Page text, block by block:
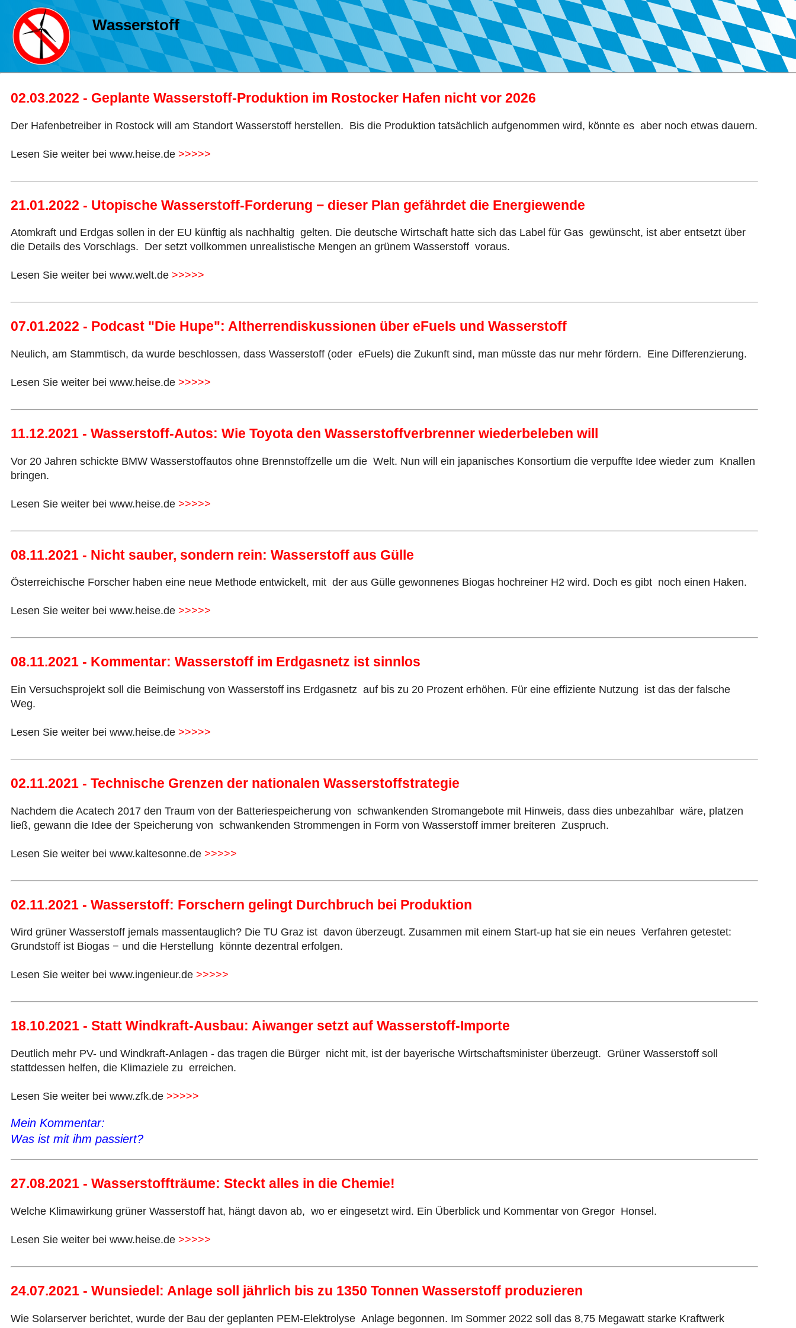
Wasserstoff
02.03.2022 - Geplante Wasserstoff-Produktion im Rostocker Hafen nicht vor 2026
Der Hafenbetreiber in Rostock will am Standort Wasserstoff herstellen. Bis die Produktion tatsächlich aufgenommen wird, könnte es aber noch etwas dauern.
Lesen Sie weiter bei www.heise.de >>>>>
21.01.2022 - Utopische Wasserstoff-Forderung − dieser Plan gefährdet die Energiewende
Atomkraft und Erdgas sollen in der EU künftig als nachhaltig gelten. Die deutsche Wirtschaft hatte sich das Label für Gas gewünscht, ist aber entsetzt über
die Details des Vorschlags. Der setzt vollkommen unrealistische Mengen an grünem Wasserstoff voraus.
Lesen Sie weiter bei www.welt.de >>>>>
07.01.2022 - Podcast "Die Hupe": Altherrendiskussionen über eFuels und Wasserstoff
Neulich, am Stammtisch, da wurde beschlossen, dass Wasserstoff (oder eFuels) die Zukunft sind, man müsste das nur mehr fördern. Eine Differenzierung.
Lesen Sie weiter bei www.heise.de >>>>>
11.12.2021 - Wasserstoff-Autos: Wie Toyota den Wasserstoffverbrenner wiederbeleben will
Vor 20 Jahren schickte BMW Wasserstoffautos ohne Brennstoffzelle um die Welt. Nun will ein japanisches Konsortium die verpuffte Idee wieder zum Knallen
bringen.
Lesen Sie weiter bei www.heise.de >>>>>
08.11.2021 - Nicht sauber, sondern rein: Wasserstoff aus Gülle
Österreichische Forscher haben eine neue Methode entwickelt, mit der aus Gülle gewonnenes Biogas hochreiner H2 wird. Doch es gibt noch einen Haken.
Lesen Sie weiter bei www.heise.de >>>>>
08.11.2021 - Kommentar: Wasserstoff im Erdgasnetz ist sinnlos
Ein Versuchsprojekt soll die Beimischung von Wasserstoff ins Erdgasnetz auf bis zu 20 Prozent erhöhen. Für eine effiziente Nutzung ist das der falsche
Weg.
Lesen Sie weiter bei www.heise.de >>>>>
02.11.2021 - Technische Grenzen der nationalen Wasserstoffstrategie
Nachdem die Acatech 2017 den Traum von der Batteriespeicherung von schwankenden Stromangebote mit Hinweis, dass dies unbezahlbar wäre, platzen
ließ, gewann die Idee der Speicherung von schwankenden Strommengen in Form von Wasserstoff immer breiteren Zuspruch.
Lesen Sie weiter bei www.kaltesonne.de >>>>>
02.11.2021 - Wasserstoff: Forschern gelingt Durchbruch bei Produktion
Wird grüner Wasserstoff jemals massentauglich? Die TU Graz ist davon überzeugt. Zusammen mit einem Start-up hat sie ein neues Verfahren getestet:
Grundstoff ist Biogas − und die Herstellung könnte dezentral erfolgen.
Lesen Sie weiter bei www.ingenieur.de >>>>>
18.10.2021 - Statt Windkraft-Ausbau: Aiwanger setzt auf Wasserstoff-Importe
Deutlich mehr PV- und Windkraft-Anlagen - das tragen die Bürger nicht mit, ist der bayerische Wirtschaftsminister überzeugt. Grüner Wasserstoff soll
stattdessen helfen, die Klimaziele zu erreichen.
Lesen Sie weiter bei www.zfk.de >>>>>
Mein Kommentar:
Was ist mit ihm passiert?
27.08.2021 - Wasserstoffträume: Steckt alles in die Chemie!
Welche Klimawirkung grüner Wasserstoff hat, hängt davon ab, wo er eingesetzt wird. Ein Überblick und Kommentar von Gregor Honsel.
Lesen Sie weiter bei www.heise.de >>>>>
24.07.2021 - Wunsiedel: Anlage soll jährlich bis zu 1350 Tonnen Wasserstoff produzieren
Wie Solarserver berichtet, wurde der Bau der geplanten PEM-Elektrolyse Anlage begonnen. Im Sommer 2022 soll das 8,75 Megawatt starke Kraftwerk